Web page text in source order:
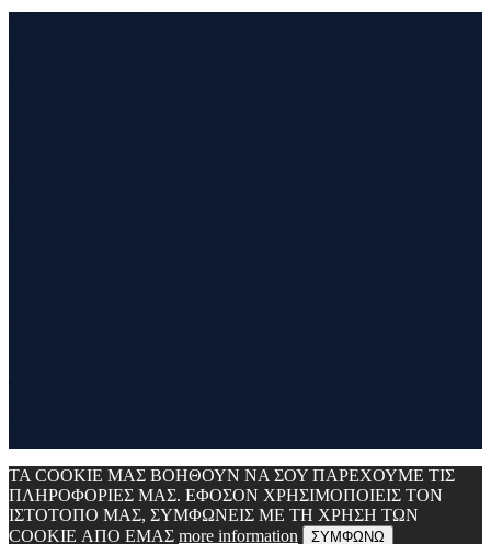
ΤΑ COOKIE ΜΑΣ ΒΟΗΘΟΥΝ ΝΑ ΣΟΥ ΠΑΡΕΧΟΥΜΕ ΤΙΣ
ΠΛΗΡΟΦΟΡΙΕΣ ΜΑΣ. ΕΦΟΣΟΝ ΧΡΗΣΙΜΟΠΟΙΕΙΣ ΤΟΝ
ΙΣΤΟΤΟΠΟ ΜΑΣ, ΣΥΜΦΩΝΕΙΣ ΜΕ ΤΗ ΧΡΗΣΗ ΤΩΝ
COOKIE ΑΠΟ ΕΜΑΣ more information ΣΥΜΦΩΝΩ